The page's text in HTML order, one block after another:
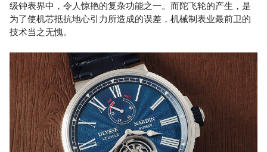
级钟表界中，令人惊艳的复杂功能之一。而陀飞轮的产生，是
为了使机芯抵抗地心引力所造成的误差，机械制表业最前卫的
技术当之无愧。